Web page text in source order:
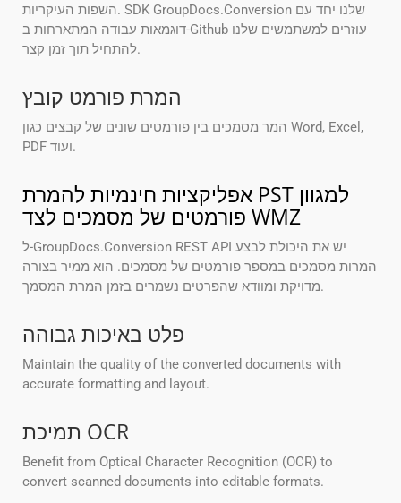
השפות העיקריות. SDK GroupDocs.Conversion שלנו יחד עם
דוגמאות עבודה המתארחות ב-Github עוזרים למשתמשים שלנו
להתחיל תוך זמן קצר.
המרת פורמט קובץ
המר מסמכים בין פורמטים שונים של קבצים כגון Word, Excel,
PDF ועוד.
אפליקציות חינמיות להמרת PST למגוון
פורמטים של מסמכים לצד WMZ
ל-GroupDocs.Conversion REST API יש את היכולת לבצע
המרות מסמכים במספר פורמטים של מסמכים. הוא ממיר בצורה
מדויקת ומוודא שהפרטים נשמרים בזמן המרת המסמך.
פלט באיכות גבוהה
Maintain the quality of the converted documents with
accurate formatting and layout.
תמיכת OCR
Benefit from Optical Character Recognition (OCR) to
convert scanned documents into editable formats.